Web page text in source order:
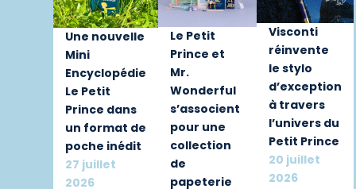
Une nouvelle
Mini
Encyclopédie
Le Petit
Prince dans
un format de
poche inédit
27 juillet
2026
Le Petit
Prince et
Mr.
Wonderful
s’associent
pour une
collection
de
papeterie
Visconti
réinvente
le stylo
d’exception
à travers
l’univers du
Petit Prince
20 juillet
2026